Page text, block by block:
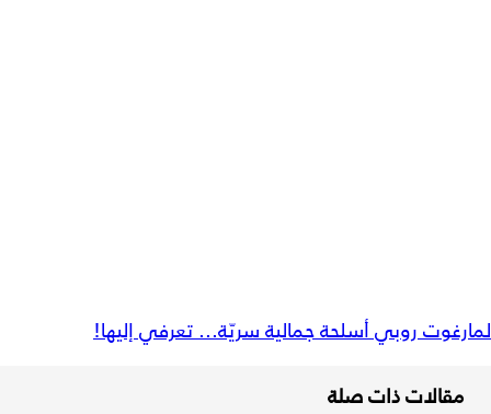
لمارغوت روبي أسلحة جمالية سريّة... تعرفي إليها!
مقالات ذات صلة